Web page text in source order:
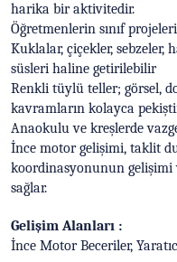
harika bir aktivitedir.
Öğretmenlerin sınıf
Kuklalar, çiçekler, sebzeler,
süsleri haline getirilebilir
Renkli tüylü teller; görsel,
kavramların kolayca
Anaokulu ve kreşlerde
İnce motor gelişimi, taklit
koordinasyonunun gelişimi
sağlar.
Gelişim Alanları :
İnce Motor Beceriler,